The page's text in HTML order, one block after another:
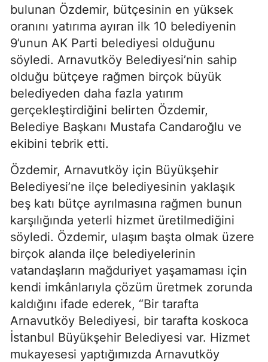
bulunan Özdemir, bütçesinin en yüksek
oranını yatırıma ayıran ilk 10 belediyenin
9’unun AK Parti belediyesi olduğunu
söyledi. Arnavutköy Belediyesi’nin sahip
olduğu bütçeye rağmen birçok büyük
belediyeden daha fazla yatırım
gerçekleştirdiğini belirten Özdemir,
Belediye Başkanı Mustafa Candaroğlu ve
ekibini tebrik etti.
Özdemir, Arnavutköy için Büyükşehir
Belediyesi’ne ilçe belediyesinin yaklaşık
beş katı bütçe ayrılmasına rağmen bunun
karşılığında yeterli hizmet üretilmediğini
söyledi. Özdemir, ulaşım başta olmak üzere
birçok alanda ilçe belediyelerinin
vatandaşların mağduriyet yaşamaması için
kendi imkânlarıyla çözüm üretmek zorunda
kaldığını ifade ederek, “Bir tarafta
Arnavutköy Belediyesi, bir tarafta koskoca
İstanbul Büyükşehir Belediyesi var. Hizmet
mukayesesi yaptığımızda Arnavutköy